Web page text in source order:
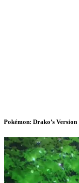
Pokémon: Drako’s Version